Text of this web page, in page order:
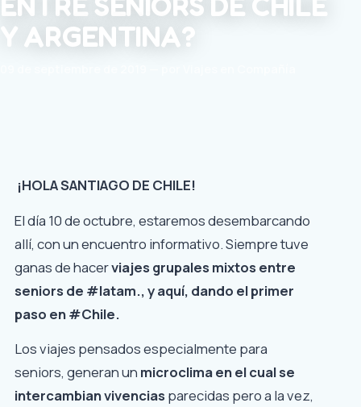
Y ARGENTINA?
¡HOLA SANTIAGO DE CHILE!
El día 10 de octubre, estaremos desembarcando
allí, con un encuentro informativo. Siempre tuve
ganas de hacerviajes grupales mixtos entre
seniors de #latam., y aquí, dando el primer
paso en #Chile.
Los viajes pensados especialmente para
seniors, generan un microclima en el cual se
intercambian vivencias parecidas pero a la vez,